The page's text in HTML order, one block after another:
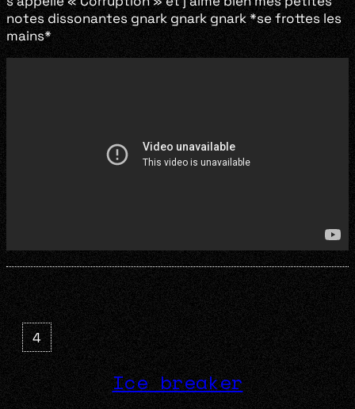
notes dissonantes gnark gnark gnark *se frottes les
mains*
4
Ice breaker